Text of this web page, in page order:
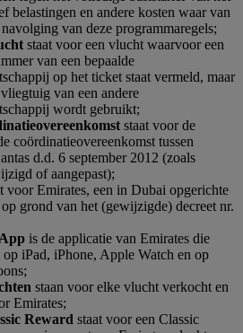
belastingen en andere kosten waar van
van deze programmaregels;
staat voor een vlucht waarvoor een
van een bepaalde
op het ticket staat vermeld, maar
van een andere
wordt gebruikt;
staat voor de
coördinatieovereenkomst tussen
d.d. 6 september 2012 (zoals
of aangepast);
voor Emirates, een in Dubai opgerichte
grond van het (gewijzigde) decreet nr.
is de applicatie van Emirates die
op iPad, iPhone, Apple Watch en op
staan voor elke vlucht verkocht en
Emirates;
Reward staat voor een Classic